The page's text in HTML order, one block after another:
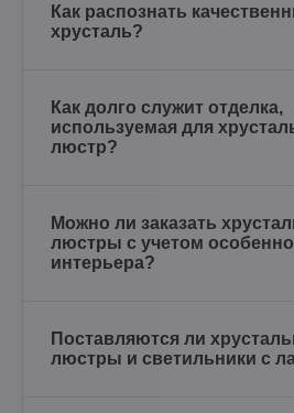
Как распознать
хрусталь?
Как долго служит отделка,
используемая для
люстр?
Можно ли заказать
люстры с учетом
интерьера?
Поставляются ли
люстры и светильники с